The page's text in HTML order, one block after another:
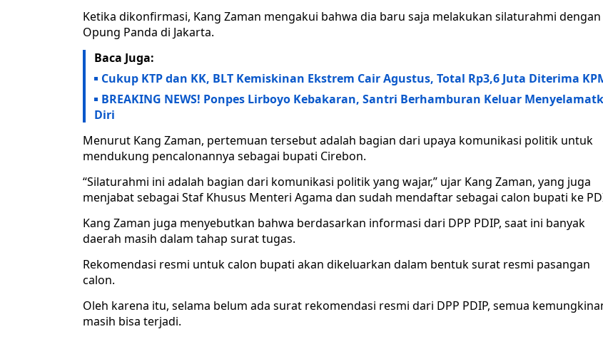
Ketika dikonfirmasi, Kang Zaman mengakui bahwa dia baru saja melakukan silaturahmi dengan
Opung Panda di Jakarta.
Baca Juga:
Cukup KTP dan KK, BLT Kemiskinan Ekstrem Cair Agustus, Total Rp3,6 Juta Diterima
BREAKING NEWS! Ponpes Lirboyo Kebakaran, Santri Berhamburan Keluar
Diri
Menurut Kang Zaman, pertemuan tersebut adalah bagian dari upaya komunikasi politik untuk
mendukung pencalonannya sebagai bupati Cirebon.
“Silaturahmi ini adalah bagian dari komunikasi politik yang wajar,” ujar Kang Zaman, yang juga
menjabat sebagai Staf Khusus Menteri Agama dan sudah mendaftar sebagai calon bupati ke
Kang Zaman juga menyebutkan bahwa berdasarkan informasi dari DPP PDIP, saat ini banyak
daerah masih dalam tahap surat tugas.
Rekomendasi resmi untuk calon bupati akan dikeluarkan dalam bentuk surat resmi pasangan
calon.
Oleh karena itu, selama belum ada surat rekomendasi resmi dari DPP PDIP, semua
masih bisa terjadi.